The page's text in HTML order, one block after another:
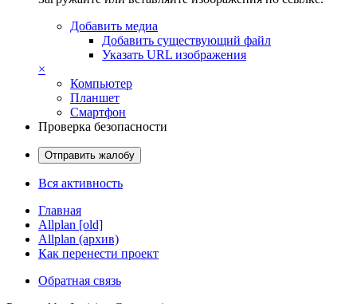
Добавить медиа
Добавить существующий файл
Указать URL изображения
×
Компьютер
Планшет
Смартфон
Проверка безопасности
Отправить жалобу
Вся активность
Главная
Allplan [old]
Allplan (архив)
Как перенести проект
Обратная связь